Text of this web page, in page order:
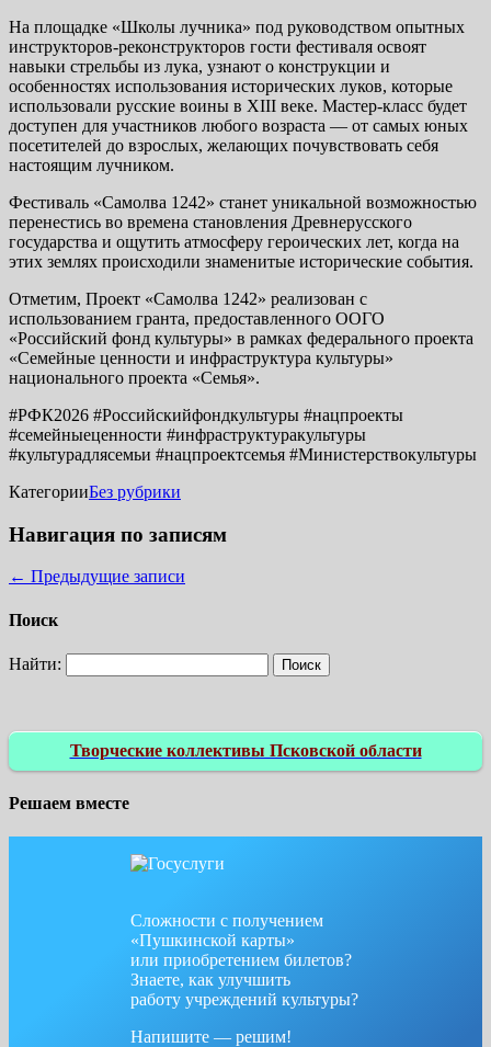
На площадке «Школы лучника» под руководством опытных
инструкторов-реконструкторов гости фестиваля освоят
навыки стрельбы из лука, узнают о конструкции и
особенностях использования исторических луков, которые
использовали русские воины в XIII веке. Мастер-класс будет
доступен для участников любого возраста — от самых юных
посетителей до взрослых, желающих почувствовать себя
настоящим лучником.
Фестиваль «Самолва 1242» станет уникальной возможностью
перенестись во времена становления Древнерусского
государства и ощутить атмосферу героических лет, когда на
этих землях происходили знаменитые исторические события.
Отметим, Проект «Самолва 1242» реализован с
использованием гранта, предоставленного ООГО
«Российский фонд культуры» в рамках федерального проекта
«Семейные ценности и инфраструктура культуры»
национального проекта «Семья».
#РФК2026 #Российскийфондкультуры #нацпроекты
#семейныеценности #инфраструктуракультуры
#культурадлясемьи #нацпроектсемья #Министерствокультуры
КатегорииБез рубрики
Навигация по записям
← Предыдущие записи
Поиск
Найти:
Творческие коллективы Псковской области
Решаем вместе
Сложности с получением
«Пушкинской карты»
или приобретением билетов?
Знаете, как улучшить
работу учреждений культуры?
Напишите — решим!